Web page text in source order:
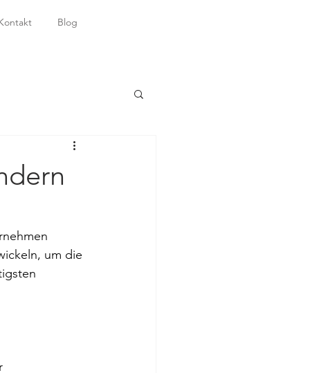
Blog
um die